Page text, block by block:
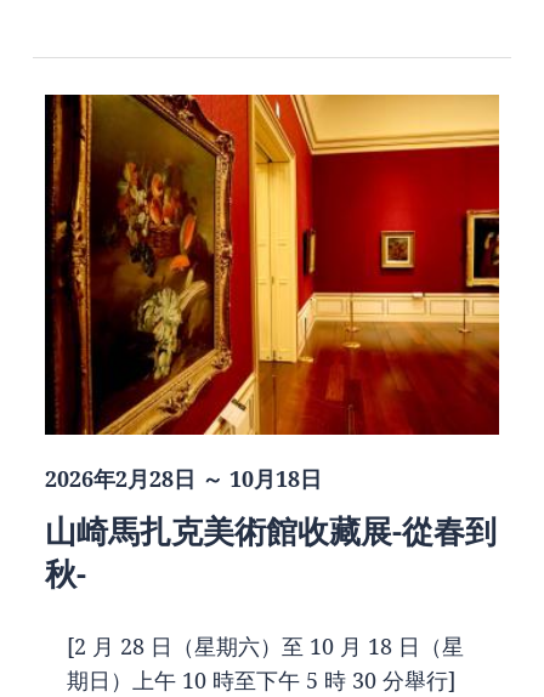
2026年2月28日 ～ 10月18日
山崎馬扎克美術館收藏展-從春到
秋-
[2 月 28 日（星期六）至 10 月 18 日（星
期日）上午 10 時至下午 5 時 30 分舉行]